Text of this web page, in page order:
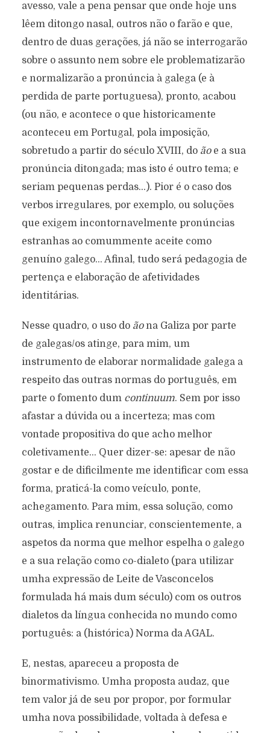
avesso, vale a pena pensar que onde hoje uns
lêem ditongo nasal, outros não o farão e que,
dentro de duas gerações, já não se interrogarão
sobre o assunto nem sobre ele problematizarão
e normalizarão a pronúncia à galega (e à
perdida de parte portuguesa), pronto, acabou
(ou não, e acontece o que historicamente
aconteceu em Portugal, pola imposição,
sobretudo a partir do século XVIII, do ãoe a sua
pronúncia ditongada; mas isto é outro tema; e
seriam pequenas perdas…). Pior é o caso dos
verbos irregulares, por exemplo, ou soluções
que exigem incontornavelmente pronúncias
estranhas ao comummente aceite como
genuíno galego… Afinal, tudo será pedagogia de
pertença e elaboração de afetividades
identitárias.
Nesse quadro, o uso do ãona Galiza por parte
de galegas/os atinge, para mim, um
instrumento de elaborar normalidade galega a
respeito das outras normas do português, em
parte o fomento dum continuum. Sem por isso
afastar a dúvida ou a incerteza; mas com
vontade propositiva do que acho melhor
coletivamente… Quer dizer-se: apesar de não
gostar e de dificilmente me identificar com essa
forma, praticá-la como veículo, ponte,
achegamento. Para mim, essa solução, como
outras, implica renunciar, conscientemente, a
aspetos da norma que melhor espelha o galego
e a sua relação como co-dialeto (para utilizar
umha expressão de Leite de Vasconcelos
formulada há mais dum século) com os outros
dialetos da língua conhecida no mundo como
português: a (histórica) Norma da AGAL.
E, nestas, apareceu a proposta de
binormativismo. Umha proposta audaz, que
tem valor já de seu por propor, por formular
umha nova possibilidade, voltada à defesa e